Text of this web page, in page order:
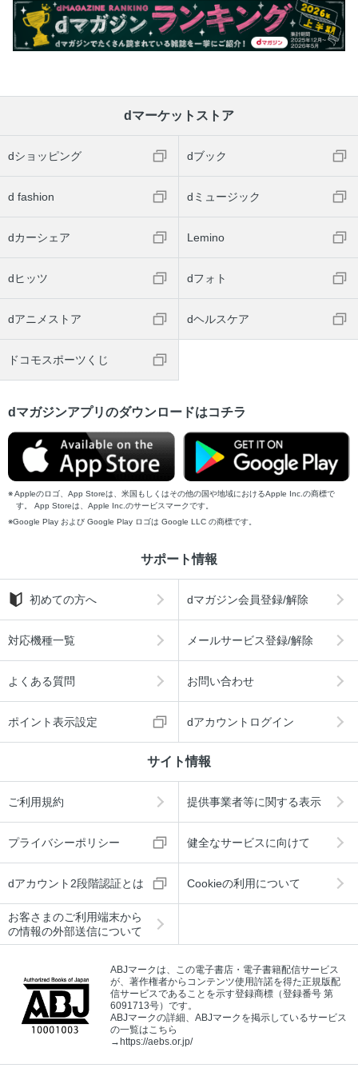
dマーケットストア
dショッピング dブック
d fashion dミュージック
dカーシェア Lemino
dヒッツ dフォト
dアニメストア dヘルスケア
ドコモスポーツくじ
dマガジンアプリのダウンロードはコチラ
Appleのロゴ、App Storeは、米国もしくはその他の国や地域におけるApple Inc.の商標で
す。 App Storeは、Apple Inc.のサービスマークです。
Google Play および Google Play ロゴは Google LLC の商標です。
サポート情報
初めての方へ dマガジン会員登録/解除
対応機種一覧 メールサービス登録/解除
よくある質問 お問い合わせ
ポイント表示設定 dアカウントログイン
サイト情報
ご利用規約 提供事業者等に関する表示
プライバシーポリシー 健全なサービスに向けて
dアカウント2段階認証とは Cookieの利用について
お客さまのご利用端末から
の情報の外部送信について
ABJマークは、この電子書店・電子書籍配信サービス
が、著作権者からコンテンツ使用許諾を得た正規版配
信サービスであることを示す登録商標（登録番号 第
6091713号）です。
ABJマークの詳細、ABJマークを掲示しているサービス
の一覧はこちら
→https://aebs.or.jp/